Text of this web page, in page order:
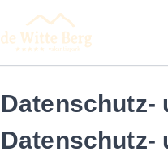
Datenschutz-
Datenschutz-